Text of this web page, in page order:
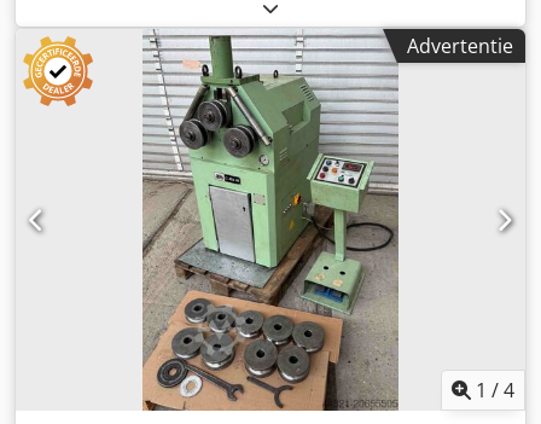
t, verplaatsingsafstand X-as:200 mm, as-lengte:200 mm,
TECHNISCHE DETAILS Maximaal koppel per rol max.: 2.500
Nm Buigkracht: 10 t X-as verplaatsing: 200 mm
Asdiameter: 50 mm Aslengte: 200 mm MACHINE DETAILS
Besturing: CNC Afmetingen & gewicht Codpfx Aexw Sl
Robmerf Afmetingen (L x B x H): 1.730 mm x 1.600 mm x
1.520 mm Gewicht: 1.800 kg Transportpakketten: 2
Advertentie
1 /4